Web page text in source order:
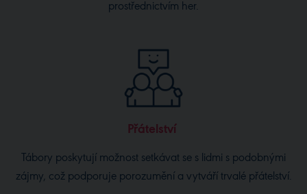
prostřednictvím her.
Přátelství
Tábory poskytují možnost setkávat se s lidmi s podobnými
zájmy, což podporuje porozumění a vytváří trvalé přátelství.